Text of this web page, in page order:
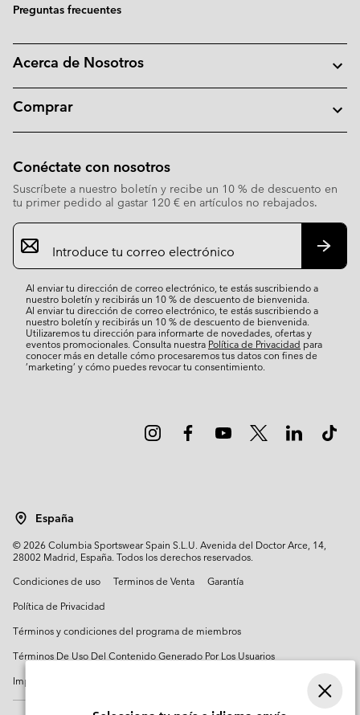
Preguntas frecuentes
Acerca de Nosotros
Comprar
Conéctate con nosotros
Suscríbete a nuestro boletín y recibe un 10 % de descuento en
tu primer pedido al gastar 120 € en artículos no rebajados.
Suscripción
de
correo
Al enviar tu dirección de correo electrónico, te estás suscribiendo a
nuestro boletín y recibirás un 10 % de descuento de bienvenida.
Al enviar tu dirección de correo electrónico, te estás suscribiendo a
nuestro boletín y recibirás un 10 % de descuento de bienvenida.
Utilizaremos tu dirección para informarte de novedades, ofertas y
eventos promocionales. Consulta nuestra Política de Privacidad para
conocer más en detalle cómo procesaremos tus datos con fines de
’marketing’ y cómo puedes revocar tu consentimiento.
España
© 2026Columbia Sportswear Spain S.L.U. Avenida del Doctor Arce, 14,
28002 Madrid, España. Todos los derechos reservados.
Condiciones de uso
Terminos de Venta
Garantía
Política de Privacidad
Términos y condiciones del programa de miembros
Términos De Uso Del Contenido Generado Por Los Usuarios
Impressum